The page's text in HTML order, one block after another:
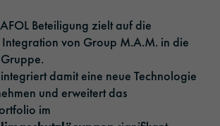
Beteiligung zielt auf die
von Group M.A.M. in die
damit eine neue Technologie
und erweitert das
im